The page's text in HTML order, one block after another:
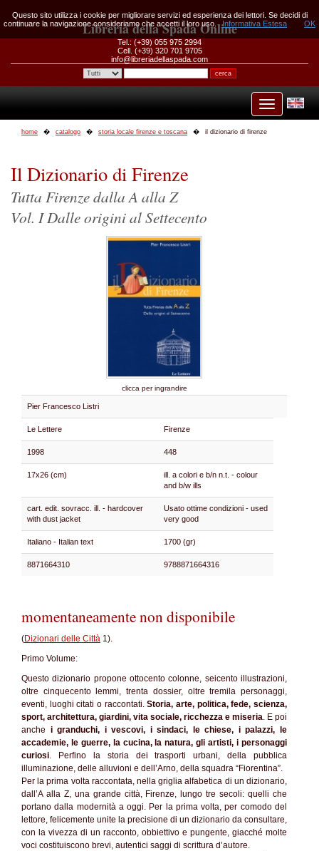
Libreria della Spada Online
Tel.: (+39) 055 975 2994
Cell. (+39) 320 701 9705
info@libreriadellaspada.com
home catalogo storia locale firenze e toscana il dizionario di firenze
Il Dizionario di Firenze
Tutta Firenze dalla A alla Z
Vol. I Dalle origini al Settecento
clicca per ingrandire
Pier Francesco Listri
Le Lettere Firenze
1998 448
17x26 (cm)
ill. a colori e b/n n.t. - colour
and b/w ills
cart. edit. sovracc. ill. - hardcover
with dust jacket
Usato ottime condizioni - used
very good
Italiano - Italian text 1700 (gr)
8871664310 9788871664316
momentaneamente non disponibile
(Dizionari delle Città 1).
Primo Volume:
Questo dizionario propone ottocento colonne, seicento illustrazioni,
oltre cinquecento lemmi, trenta dossier, oltre tremila personaggi,
eventi, luoghi citati o raccontati.Storia, arte, politica, fede, scienza,
sport, architettura, giardini, vita sociale, ricchezza e miseria. E poi
anche i granduchi, i vescovi, i sindaci, le chiese, i palazzi, le
accademie, le guerre, la cucina, la natura, gli artisti, i personaggi
curiosi. Perfino la storia dei trasporti urbani, della pubblica
illuminazione, delle alluvioni e dell’Arno, della squadra “Fiorentina”.
Per la prima volta raccontata, nella griglia alfabetica di un dizionario,
dall’A alla Z, una grande città, Firenze, lungo tre secoli: quelli che
portano dalla modernità a oggi. Per la prima volta, per comodo del
lettore, felicemente unite la precisione di un dizionario da consultare,
con la vivezza di un racconto, obbiettivo e pungente, giacché molte
voci costituiscono brevi, autentici saggi di scrittura d’autore.
Questo sito utilizza i cookie per migliorare servizi ed esperienza dei lettori. Se decidi di
continuare la navigazione consideriamo che accetti il loro uso.
Informativa Estesa OK